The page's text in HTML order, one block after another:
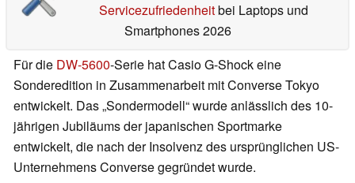
Servicezufriedenheitbei Laptops und
Smartphones 2026
Für die DW-5600-Serie hat Casio G-Shock eine
Sonderedition in Zusammenarbeit mit Converse Tokyo
entwickelt. Das „Sondermodell“ wurde anlässlich des 10-
jährigen Jubiläums der japanischen Sportmarke
entwickelt, die nach der Insolvenz des ursprünglichen US-
Unternehmens Converse gegründet wurde.